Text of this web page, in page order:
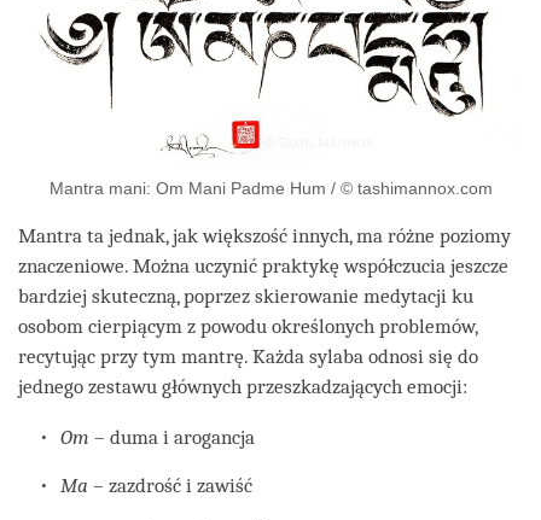
Mantra mani: Om Mani Padme Hum / © tashimannox.com
Mantra ta jednak, jak większość innych, ma różne poziomy
znaczeniowe. Można uczynić praktykę współczucia jeszcze
bardziej skuteczną, poprzez skierowanie medytacji ku
osobom cierpiącym z powodu określonych problemów,
recytując przy tym mantrę. Każda sylaba odnosi się do
jednego zestawu głównych przeszkadzających emocji:
Om – duma i arogancja
Ma – zazdrość i zawiść